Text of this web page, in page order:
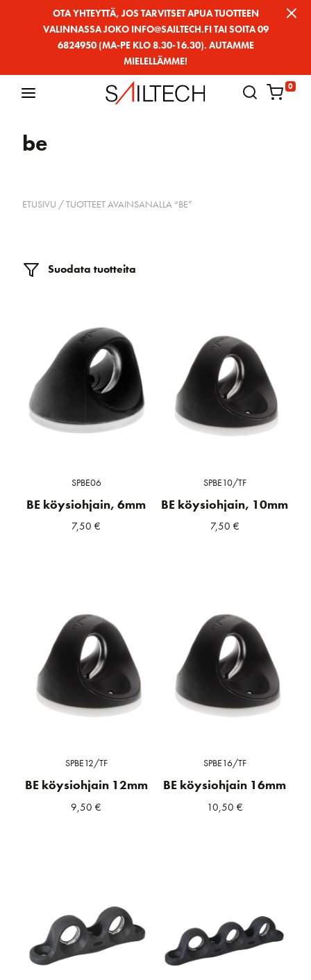
OTA YHTEYTTÄ, JOS TARVITSET APUA TUOTTEEN
VALINNASSA JOKO INFO@SAILTECH.FI TAI SOITA 09
6824950 (MA-PE KLO 8.30-16.30). AUTAMME
MIELELLÄMME!
0
be
ETUSIVU / TUOTTEET AVAINSANALLA “BE”
Suodata tuotteita
SPBE06
BE köysiohjain, 6mm
7,50€
SPBE10/TF
BE köysiohjain, 10mm
7,50 €
SPBE12/TF
BE köysiohjain 12mm
9,50€
SPBE16/TF
BE köysiohjain 16mm
10,50 €